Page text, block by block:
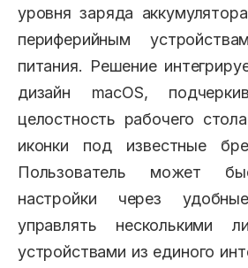
уровня заряда
периферийным
питания. Решение
дизайн macOS,
целостность рабочего
иконки под известные
Пользователь может
настройки через
управлять несколькими
устройствами из единого